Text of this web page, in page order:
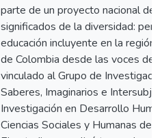
parte de un proyecto nacional
significados de la diversidad:
educación incluyente en la región
de Colombia desde las voces de
vinculado al Grupo de
Saberes, Imaginarios e
Investigación en Desarrollo
Ciencias Sociales y Humanas de